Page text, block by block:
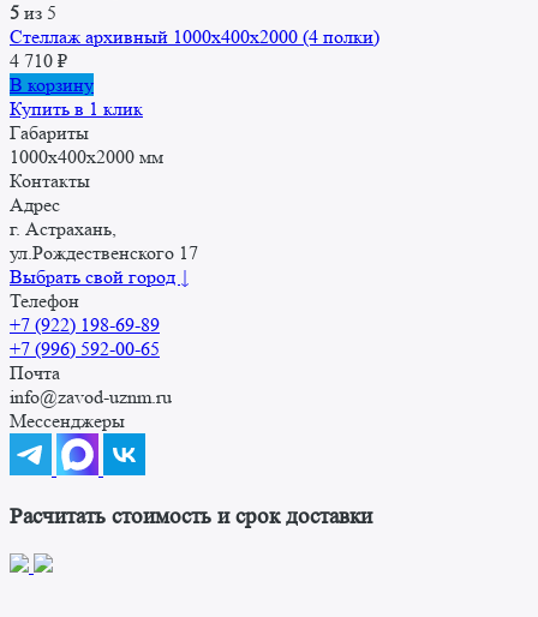
5 из 5
Стеллаж архивный 1000x400x2000 (4 полки)
4 710 ₽
В корзину
Купить в 1 клик
Габариты
1000x400x2000 мм
Контакты
Адрес
г. Астрахань,
ул.Рождественского 17
Выбрать свой город ↓
Телефон
+7 (922) 198-69-89
+7 (996) 592-00-65
Почта
info@zavod-uznm.ru
Мессенджеры
Расчитать стоимость и срок доставки